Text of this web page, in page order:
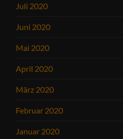
Juli 2020
Juni 2020
Mai 2020
April 2020
März 2020
Februar 2020
Januar 2020